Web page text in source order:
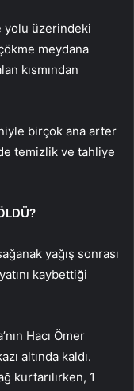
yolu üzerindeki
meydana
kısmından
birçok ana arter
temizlik ve tahliye
yağış sonrası
kaybettiği
Hacı Ömer
altında kaldı.
kurtarılırken, 1